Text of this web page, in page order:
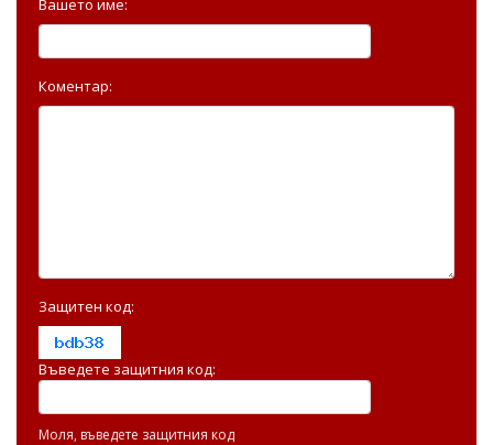
Коментар:
Защитен код:
Въведете защитния код:
Моля, въведете защитния код